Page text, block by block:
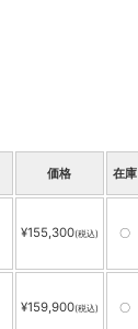
価格 在庫
¥155,300(税込) 〇
¥159,900(税込) 〇